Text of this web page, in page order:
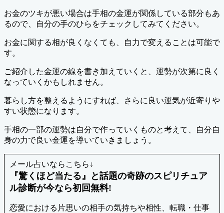
お金のツキが悪い場合は手相の金運が関係している部分もあ
るので、自分の手のひらをチェックしてみてください。
お金に関する相が良くなくても、自力で変えることは可能で
す。
ご紹介した金運の線を書き加えていくと、運勢が次第に良く
なっていくかもしれません。
暮らし方を整えるようにすれば、さらに良い運気が近寄りや
すい状態になります。
手相の一部の運勢は自分で作っていくものと考えて、自分自
身の力で良い金運を導いていきましょう。
メール占いならこちら↓
『驚くほど当たる』と話題の奇跡のスピリチュア
ル診断が今なら初回無料!
恋愛における片思いの相手の気持ちや相性、転職・仕事